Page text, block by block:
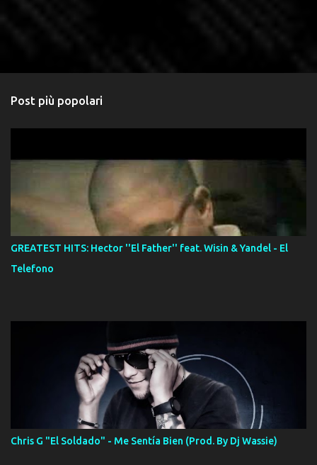
Post più popolari
GREATEST HITS: Hector ''El Father'' feat. Wisin & Yandel - El
Telefono
Chris G "El Soldado" - Me Sentía Bien (Prod. By Dj Wassie)